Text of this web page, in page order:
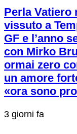
Perla Vatiero
vissuto a
GF e l’anno
con Mirko
ormai zero
un amore
«ora sono
3 giorni fa